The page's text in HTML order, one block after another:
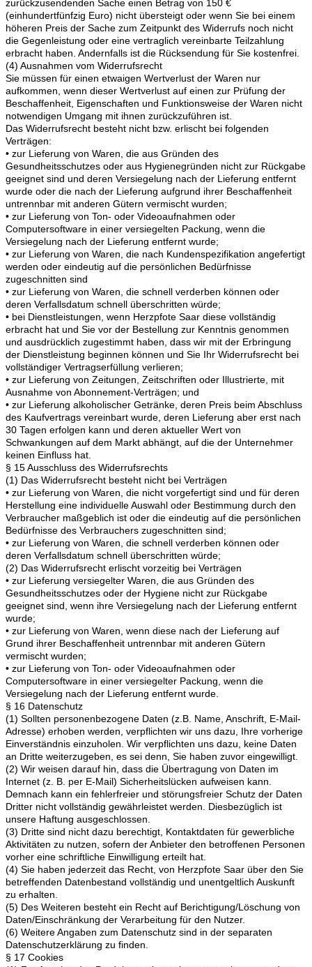
zurückzusendenden Sache einen Betrag von 150 €
(einhundertfünfzig Euro) nicht übersteigt oder wenn Sie bei einem
höheren Preis der Sache zum Zeitpunkt des Widerrufs noch nicht
die Gegenleistung oder eine vertraglich vereinbarte Teilzahlung
erbracht haben. Andernfalls ist die Rücksendung für Sie kostenfrei.
(4) Ausnahmen vom Widerrufsrecht
Sie müssen für einen etwaigen Wertverlust der Waren nur
aufkommen, wenn dieser Wertverlust auf einen zur Prüfung der
Beschaffenheit, Eigenschaften und Funktionsweise der Waren nicht
notwendigen Umgang mit ihnen zurückzuführen ist.
Das Widerrufsrecht besteht nicht bzw. erlischt bei folgenden
Verträgen:
• zur Lieferung von Waren, die aus Gründen des
Gesundheitsschutzes oder aus Hygienegründen nicht zur Rückgabe
geeignet sind und deren Versiegelung nach der Lieferung entfernt
wurde oder die nach der Lieferung aufgrund ihrer Beschaffenheit
untrennbar mit anderen Gütern vermischt wurden;
• zur Lieferung von Ton- oder Videoaufnahmen oder
Computersoftware in einer versiegelten Packung, wenn die
Versiegelung nach der Lieferung entfernt wurde;
• zur Lieferung von Waren, die nach Kundenspezifikation angefertigt
werden oder eindeutig auf die persönlichen Bedürfnisse
zugeschnitten sind
• zur Lieferung von Waren, die schnell verderben können oder
deren Verfallsdatum schnell überschritten würde;
• bei Dienstleistungen, wenn Herzpfote Saar diese vollständig
erbracht hat und Sie vor der Bestellung zur Kenntnis genommen
und ausdrücklich zugestimmt haben, dass wir mit der Erbringung
der Dienstleistung beginnen können und Sie Ihr Widerrufsrecht bei
vollständiger Vertragserfüllung verlieren;
• zur Lieferung von Zeitungen, Zeitschriften oder Illustrierte, mit
Ausnahme von Abonnement-Verträgen; und
• zur Lieferung alkoholischer Getränke, deren Preis beim Abschluss
des Kaufvertrags vereinbart wurde, deren Lieferung aber erst nach
30 Tagen erfolgen kann und deren aktueller Wert von
Schwankungen auf dem Markt abhängt, auf die der Unternehmer
keinen Einfluss hat.
§ 15 Ausschluss des Widerrufsrechts
(1) Das Widerrufsrecht besteht nicht bei Verträgen
• zur Lieferung von Waren, die nicht vorgefertigt sind und für deren
Herstellung eine individuelle Auswahl oder Bestimmung durch den
Verbraucher maßgeblich ist oder die eindeutig auf die persönlichen
Bedürfnisse des Verbrauchers zugeschnitten sind;
• zur Lieferung von Waren, die schnell verderben können oder
deren Verfallsdatum schnell überschritten würde;
(2) Das Widerrufsrecht erlischt vorzeitig bei Verträgen
• zur Lieferung versiegelter Waren, die aus Gründen des
Gesundheitsschutzes oder der Hygiene nicht zur Rückgabe
geeignet sind, wenn ihre Versiegelung nach der Lieferung entfernt
wurde;
• zur Lieferung von Waren, wenn diese nach der Lieferung auf
Grund ihrer Beschaffenheit untrennbar mit anderen Gütern
vermischt wurden;
• zur Lieferung von Ton- oder Videoaufnahmen oder
Computersoftware in einer versiegelter Packung, wenn die
Versiegelung nach der Lieferung entfernt wurde.
§ 16 Datenschutz
(1) Sollten personenbezogene Daten (z.B. Name, Anschrift, E-Mail-
Adresse) erhoben werden, verpflichten wir uns dazu, Ihre vorherige
Einverständnis einzuholen. Wir verpflichten uns dazu, keine Daten
an Dritte weiterzugeben, es sei denn, Sie haben zuvor eingewilligt.
(2) Wir weisen darauf hin, dass die Übertragung von Daten im
Internet (z. B. per E-Mail) Sicherheitslücken aufweisen kann.
Demnach kann ein fehlerfreier und störungsfreier Schutz der Daten
Dritter nicht vollständig gewährleistet werden. Diesbezüglich ist
unsere Haftung ausgeschlossen.
(3) Dritte sind nicht dazu berechtigt, Kontaktdaten für gewerbliche
Aktivitäten zu nutzen, sofern der Anbieter den betroffenen Personen
vorher eine schriftliche Einwilligung erteilt hat.
(4) Sie haben jederzeit das Recht, von Herzpfote Saar über den Sie
betreffenden Datenbestand vollständig und unentgeltlich Auskunft
zu erhalten.
(5) Des Weiteren besteht ein Recht auf Berichtigung/Löschung von
Daten/Einschränkung der Verarbeitung für den Nutzer.
(6) Weitere Angaben zum Datenschutz sind in der separaten
Datenschutzerklärung zu finden.
§ 17 Cookies